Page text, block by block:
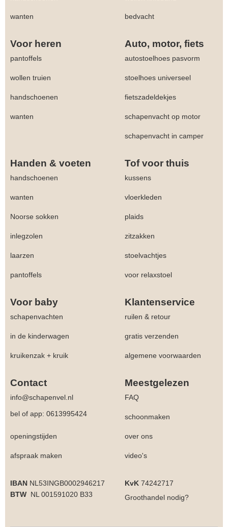
wanten bedvacht
Voor heren Auto, motor, fiets
pantoffels autostoelhoes pasvorm
wollen truien stoelhoes universeel
handschoenen fietszadeldekjes
wanten schapenvacht op motor
schapenvacht in camper
Handen & voeten Tof voor thuis
handschoenen kussens
wanten vloerkleden
Noorse sokken plaids
inlegzolen zitzakken
laarzen stoelvachtjes
pantoffels voor relaxstoel
Voor baby Klantenservice
schapenvachten ruilen & retour
in de kinderwagen gratis verzenden
kruikenzak + kruik algemene voorwaarden
Contact Meestgelezen
info@schapenvel.nl
FAQ
bel of app: 0613995424
schoonmaken
openingstijden over ons
afspraak maken video's
IBAN NL53INGB0002946217 KvK 74242717
BTW NL 001591020 B33 Groothandel nodig?